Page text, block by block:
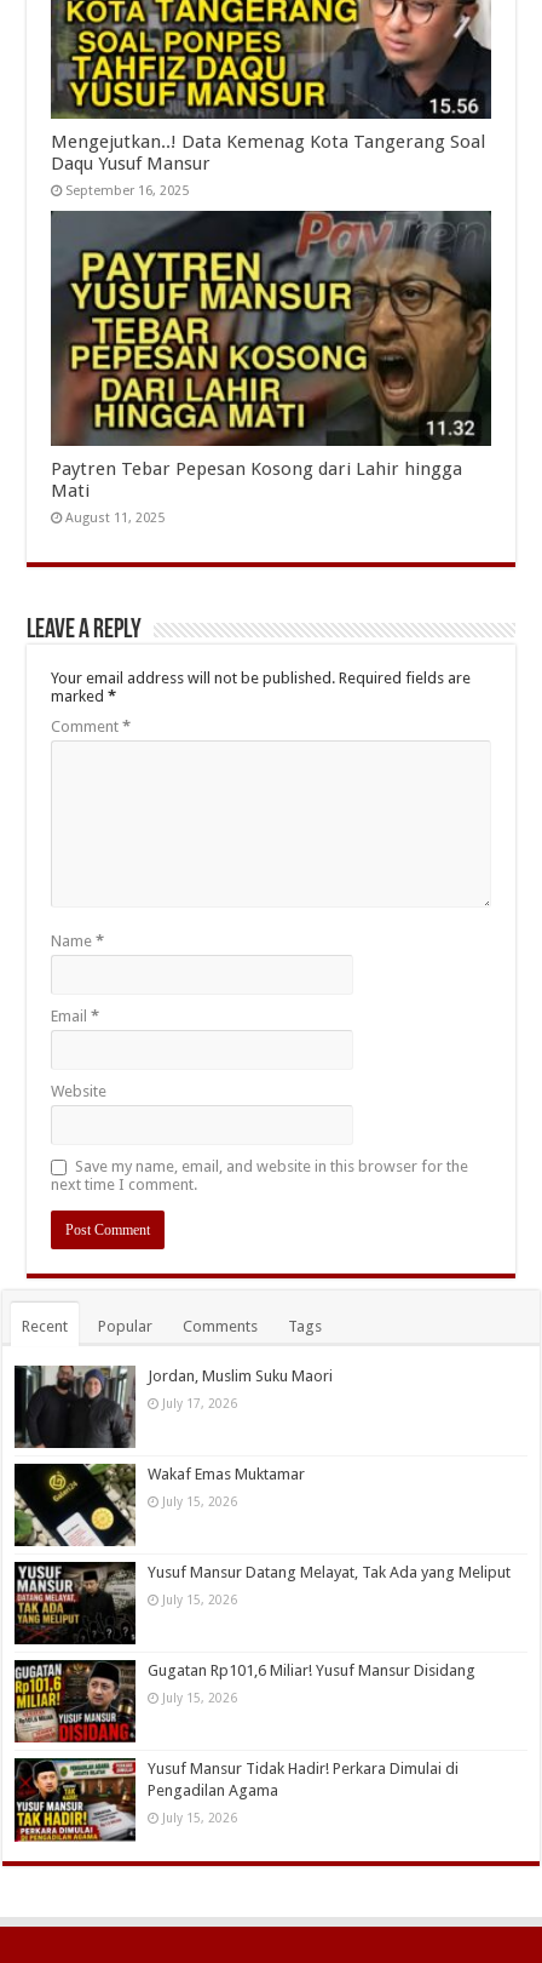
Mengejutkan..! Data Kemenag Kota Tangerang Soal
Daqu Yusuf Mansur
September 16, 2025
Paytren Tebar Pepesan Kosong dari Lahir hingga
Mati
August 11, 2025
Leave a Reply
Your email address will not be published. Required fields are
marked*
Comment*
Name*
Email*
Website
Save my name, email, and website in this browser for the
next time I comment.
Recent Popular Comments Tags
Jordan, Muslim Suku Maori
July 17, 2026
Wakaf Emas Muktamar
July 15, 2026
Yusuf Mansur Datang Melayat, Tak Ada yang Meliput
July 15, 2026
Gugatan Rp101,6 Miliar! Yusuf Mansur Disidang
July 15, 2026
Yusuf Mansur Tidak Hadir! Perkara Dimulai di
Pengadilan Agama
July 15, 2026